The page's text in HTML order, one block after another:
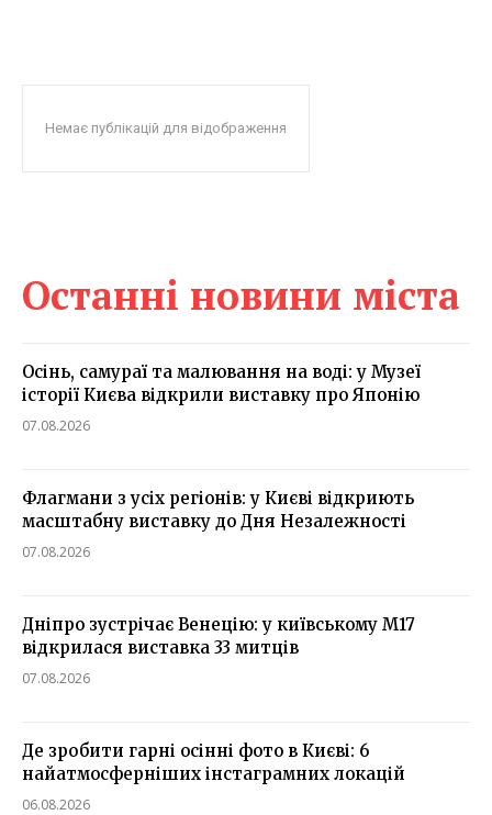
Немає публікацій для відображення
Останні новини міста
Осінь, самураї та малювання на воді: у Музеї
історії Києва відкрили виставку про Японію
07.08.2026
Флагмани з усіх регіонів: у Києві відкриють
масштабну виставку до Дня Незалежності
07.08.2026
Дніпро зустрічає Венецію: у київському М17
відкрилася виставка 33 митців
07.08.2026
Де зробити гарні осінні фото в Києві: 6
найатмосферніших інстаграмних локацій
06.08.2026